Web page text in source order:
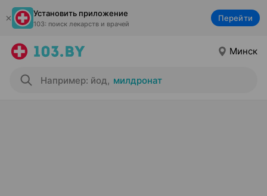
Установить приложение
103: поиск лекарств и врачей
Перейти
Минск
Например: йод, милдронат